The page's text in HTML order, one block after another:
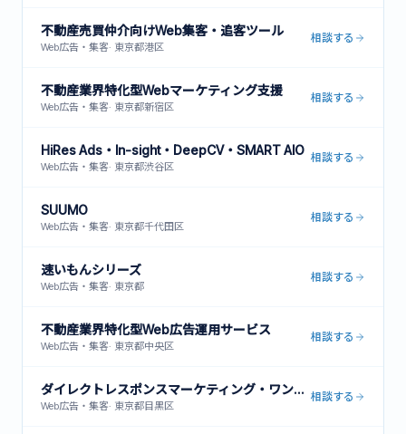
不動産売買仲介向けWeb集客・追客ツール
Web広告・集客· 東京都港区
相談する
不動産業界特化型Webマーケティング支援
Web広告・集客· 東京都新宿区
相談する
HiRes Ads・In-sight・DeepCV・SMART AIO
Web広告・集客· 東京都渋谷区
相談する
SUUMO
Web広告・集客· 東京都千代田区
相談する
速いもんシリーズ
Web広告・集客· 東京都
相談する
不動産業界特化型Web広告運用サービス
Web広告・集客· 東京都中央区
相談する
ダイレクトレスポンスマーケティング・ワンストップサービス
Web広告・集客· 東京都目黒区
相談する